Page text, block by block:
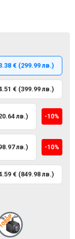
€ (299.99 лв.)
€ (399.99 лв.)
лв.) -10%
лв.) -10%
€ (849.98 лв.)